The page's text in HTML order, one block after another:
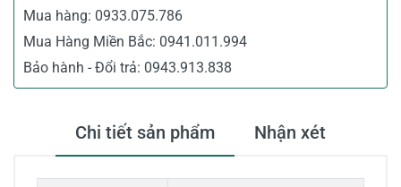
Mua hàng: 0933.075.786
Mua Hàng Miền Bắc: 0941.011.994
Bảo hành - Đổi trả: 0943.913.838
Chi tiết sản phẩm Nhận xét